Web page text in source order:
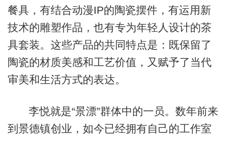
餐具，有结合动漫IP的陶瓷摆件，有运用新
技术的雕塑作品，也有专为年轻人设计的茶
具套装。这些产品的共同特点是：既保留了
陶瓷的材质美感和工艺价值，又赋予了当代
审美和生活方式的表达。
李悦就是“景漂”群体中的一员。数年前来
到景德镇创业，如今已经拥有自己的工作室